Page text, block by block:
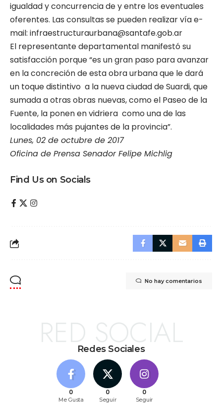
igualdad y concurrencia de y entre los eventuales
oferentes. Las consultas se pueden realizar vía e-
mail: infraestructuraurbana@santafe.gob.ar
El representante departamental manifestó su
satisfacción porque “es un gran paso para avanzar
en la concreción de esta obra urbana que le dará
un toque distintivo a la nueva ciudad de Suardi, que
sumada a otras obras nuevas, como el Paseo de la
Fuente, la ponen en vidriera como una de las
localidades más pujantes de la provincia”.
Lunes, 02 de octubre de 2017
Oficina de Prensa Senador Felipe Michlig
Find Us on Socials
No hay comentarios
Redes Sociales
RED SOCIAL
0
Me Gusta
0
Seguir
0
Seguir